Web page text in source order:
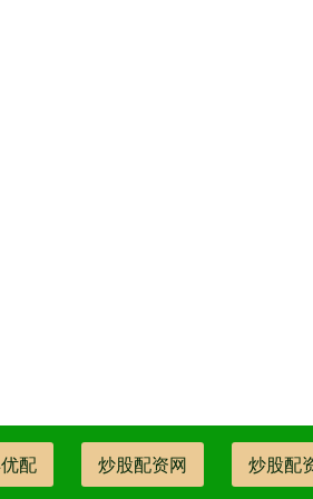
配 炒股配资网 炒股配